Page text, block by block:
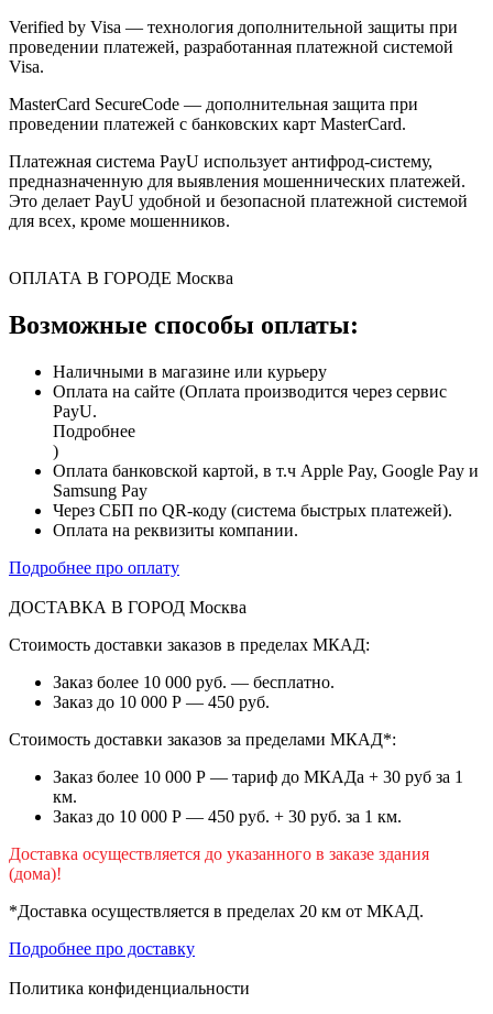
Verified by Visa — технология дополнительной защиты при
проведении платежей, разработанная платежной системой
Visa.
MasterCard SecureCode — дополнительная защита при
проведении платежей с банковских карт MasterCard.
Платежная система PayU использует антифрод-систему,
предназначенную для выявления мошеннических платежей.
Это делает PayU удобной и безопасной платежной системой
для всех, кроме мошенников.
ОПЛАТА В ГОРОДЕ Москва
Возможные способы оплаты:
Наличными в магазине или курьеру
Оплата на сайте (Оплата производится через сервис
PayU.
Подробнее
)
Оплата банковской картой, в т.ч Apple Pay, Google Pay и
Samsung Pay
Через СБП по QR-коду (система быстрых платежей).
Оплата на реквизиты компании.
Подробнее про оплату
ДОСТАВКА В ГОРОД Москва
Стоимость доставки заказов в пределах МКАД:
Заказ более 10 000 руб. — бесплатно.
Заказ до 10 000 Р — 450 руб.
Стоимость доставки заказов за пределами МКАД*:
Заказ более 10 000 Р — тариф до МКАДа + 30 руб за 1
км.
Заказ до 10 000 Р — 450 руб. + 30 руб. за 1 км.
Доставка осуществляется до указанного в заказе здания
(дома)!
*Доставка осуществляется в пределах 20 км от МКАД.
Подробнее про доставку
Политика конфиденциальности